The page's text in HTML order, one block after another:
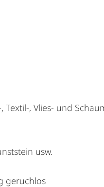
, Vlies- und
usw.
geruchlos